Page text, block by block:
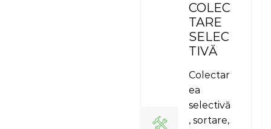
COLEC
TARE
SELEC
TIVĂ
Colectar
ea
selectivă
, sortare,